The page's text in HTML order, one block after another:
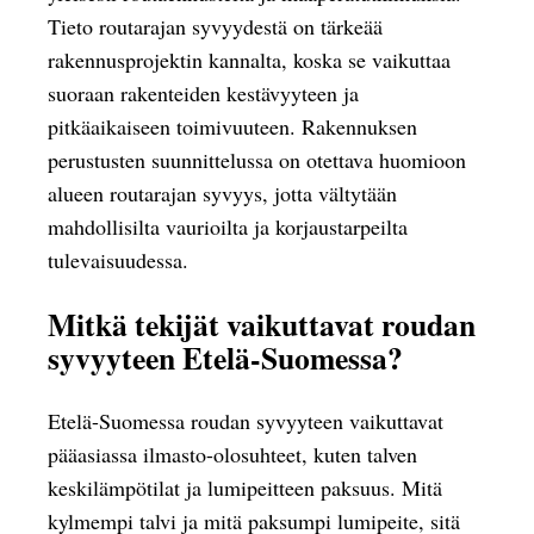
Tieto routarajan syvyydestä on tärkeää
rakennusprojektin kannalta, koska se vaikuttaa
suoraan rakenteiden kestävyyteen ja
pitkäaikaiseen toimivuuteen. Rakennuksen
perustusten suunnittelussa on otettava huomioon
alueen routarajan syvyys, jotta vältytään
mahdollisilta vaurioilta ja korjaustarpeilta
tulevaisuudessa.
Mitkä tekijät vaikuttavat roudan
syvyyteen Etelä-Suomessa?
Etelä-Suomessa roudan syvyyteen vaikuttavat
pääasiassa ilmasto-olosuhteet, kuten talven
keskilämpötilat ja lumipeitteen paksuus. Mitä
kylmempi talvi ja mitä paksumpi lumipeite, sitä